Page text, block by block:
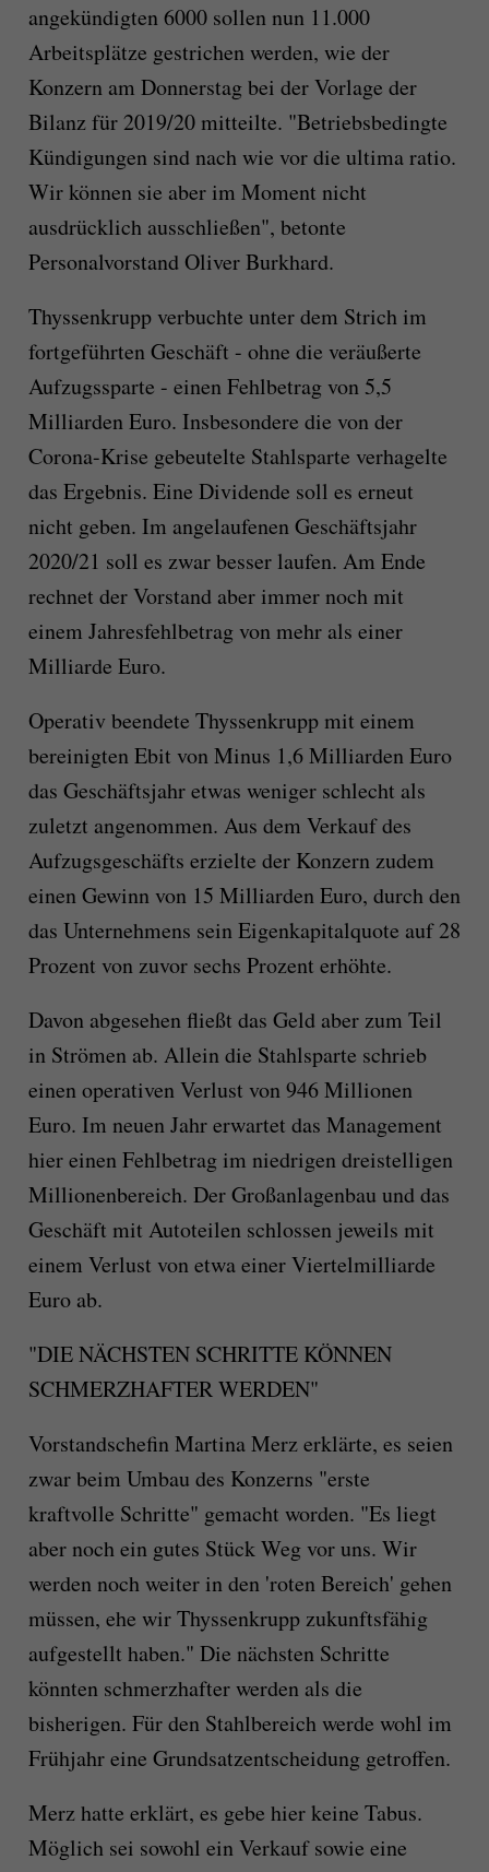
angekündigten 6000 sollen nun 11.000
Arbeitsplätze gestrichen werden, wie der
Konzern am Donnerstag bei der Vorlage der
Bilanz für 2019/20 mitteilte. "Betriebsbedingte
Kündigungen sind nach wie vor die ultima ratio.
Wir können sie aber im Moment nicht
ausdrücklich ausschließen", betonte
Personalvorstand Oliver Burkhard.
Thyssenkrupp verbuchte unter dem Strich im
fortgeführten Geschäft - ohne die veräußerte
Aufzugssparte - einen Fehlbetrag von 5,5
Milliarden Euro. Insbesondere die von der
Corona-Krise gebeutelte Stahlsparte verhagelte
das Ergebnis. Eine Dividende soll es erneut
nicht geben. Im angelaufenen Geschäftsjahr
2020/21 soll es zwar besser laufen. Am Ende
rechnet der Vorstand aber immer noch mit
einem Jahresfehlbetrag von mehr als einer
Milliarde Euro.
Operativ beendete Thyssenkrupp mit einem
bereinigten Ebit von Minus 1,6 Milliarden Euro
das Geschäftsjahr etwas weniger schlecht als
zuletzt angenommen. Aus dem Verkauf des
Aufzugsgeschäfts erzielte der Konzern zudem
einen Gewinn von 15 Milliarden Euro, durch den
das Unternehmens sein Eigenkapitalquote auf 28
Prozent von zuvor sechs Prozent erhöhte.
Davon abgesehen fließt das Geld aber zum Teil
in Strömen ab. Allein die Stahlsparte schrieb
einen operativen Verlust von 946 Millionen
Euro. Im neuen Jahr erwartet das Management
hier einen Fehlbetrag im niedrigen dreistelligen
Millionenbereich. Der Großanlagenbau und das
Geschäft mit Autoteilen schlossen jeweils mit
einem Verlust von etwa einer Viertelmilliarde
Euro ab.
"DIE NÄCHSTEN SCHRITTE KÖNNEN
SCHMERZHAFTER WERDEN"
Vorstandschefin Martina Merz erklärte, es seien
zwar beim Umbau des Konzerns "erste
kraftvolle Schritte" gemacht worden. "Es liegt
aber noch ein gutes Stück Weg vor uns. Wir
werden noch weiter in den 'roten Bereich' gehen
müssen, ehe wir Thyssenkrupp zukunftsfähig
aufgestellt haben." Die nächsten Schritte
könnten schmerzhafter werden als die
bisherigen. Für den Stahlbereich werde wohl im
Frühjahr eine Grundsatzentscheidung getroffen.
Merz hatte erklärt, es gebe hier keine Tabus.
Möglich sei sowohl ein Verkauf sowie eine